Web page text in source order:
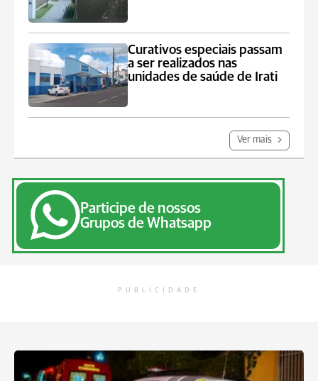
Curativos especiais passam
a ser realizados nas
unidades de saúde de Irati
Ver mais
Participe de nossos
Grupos de Whatsapp
PUBLICIDADE